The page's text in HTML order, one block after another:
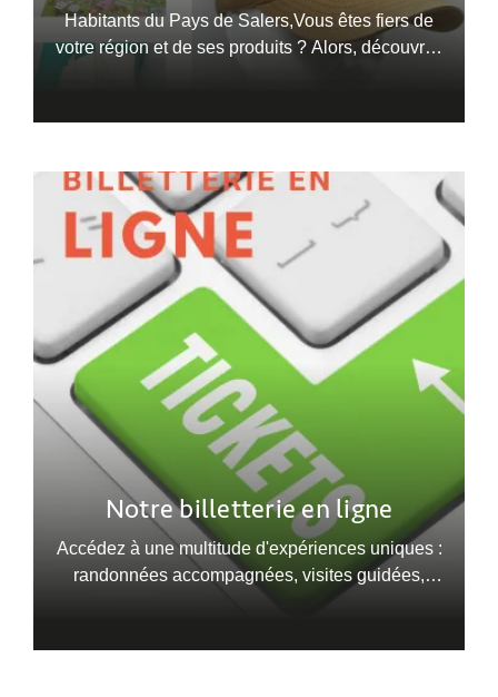
Habitants du Pays de Salers,Vous êtes fiers de
votre région et de ses produits ? Alors, découvrez
Notre billetterie en ligne
Accédez à une multitude d'expériences uniques :
randonnées accompagnées, visites guidées,